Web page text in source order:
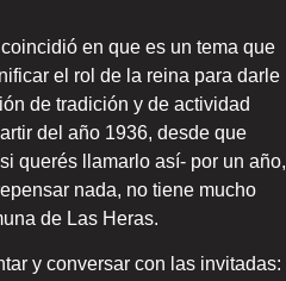
en que es un tema que
el rol de la reina para darle
de tradición y de actividad
del año 1936, desde que
querés llamarlo así- por un año,
nada, no tiene mucho
de Las Heras.
y conversar con las invitadas: